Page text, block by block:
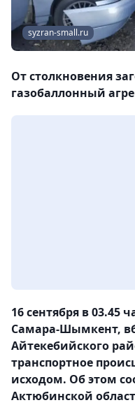
syzran-small.ru
От столкновения
газобаллонный
16 сентября в 03.45
Самара-Шымкент,
Айтекебийского
транспортное
исходом. Об этом
Актюбинской